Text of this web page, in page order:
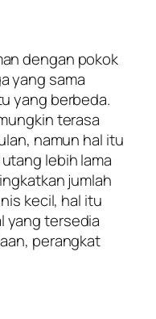
dengan pokok
yang sama
yang berbeda.
terasa
namun hal itu
lebih lama
jumlah
kecil, hal itu
yang tersedia
perangkat